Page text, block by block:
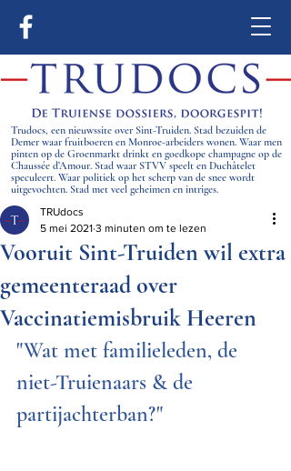
Trudocs, een nieuwssite over Sint-Truiden. Stad bezuiden de
Demer waar fruitboeren en Monroe-arbeiders wonen. Waar men
pinten op de Groenmarkt drinkt en goedkope champagne op de
Chaussée d’Amour. Stad waar STVV speelt en Duchâtelet
speculeert. Waar politiek op het scherp van de snee wordt
uitgevochten. Stad met veel geheimen en intriges.
Vooruit Sint-Truiden wil extra
gemeenteraad over
Vaccinatiemisbruik Heeren
TRUdocs
5 mei 2021 3 minuten om te lezen
"Wat met familieleden, de
niet-Truienaars & de
partijachterban?"